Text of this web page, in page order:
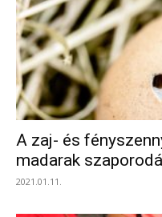
A zaj- és
madarak
2021.01.11.